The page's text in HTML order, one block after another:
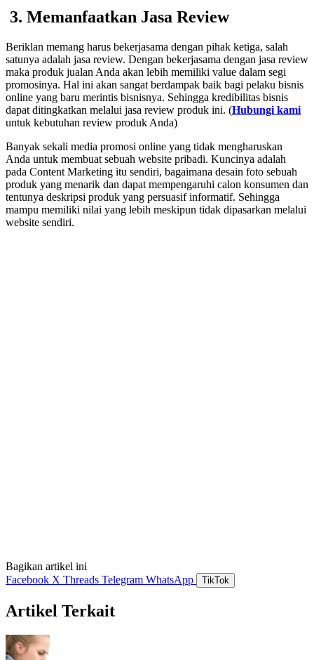
3. Memanfaatkan Jasa Review
Beriklan memang harus bekerjasama dengan pihak ketiga, salah
satunya adalah jasa review. Dengan bekerjasama dengan jasa review
maka produk jualan Anda akan lebih memiliki value dalam segi
promosinya. Hal ini akan sangat berdampak baik bagi pelaku bisnis
online yang baru merintis bisnisnya. Sehingga kredibilitas bisnis
dapat ditingkatkan melalui jasa review produk ini. (Hubungi kami
untuk kebutuhan review produk Anda)
Banyak sekali media promosi online yang tidak mengharuskan
Anda untuk membuat sebuah website pribadi. Kuncinya adalah
pada Content Marketing itu sendiri, bagaimana desain foto sebuah
produk yang menarik dan dapat mempengaruhi calon konsumen dan
tentunya deskripsi produk yang persuasif informatif. Sehingga
mampu memiliki nilai yang lebih meskipun tidak dipasarkan melalui
website sendiri.
Bagikan artikel ini
Facebook X Threads Telegram WhatsApp TikTok
Artikel Terkait